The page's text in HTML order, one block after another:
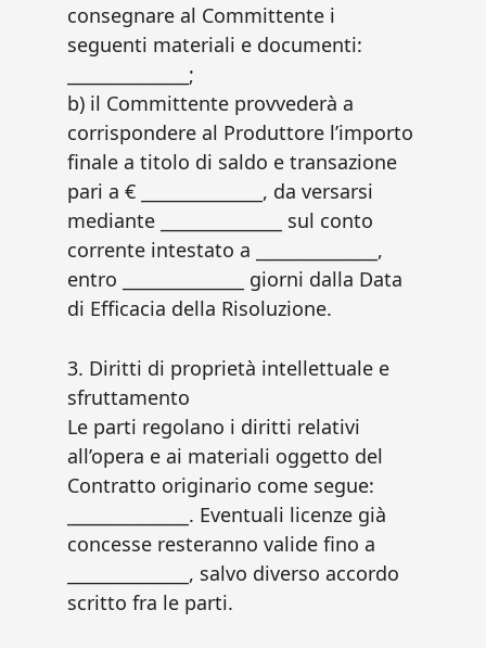
consegnare al Committente i
seguenti materiali e documenti:
______________;
b) il Committente provvederà a
corrispondere al Produttore l’importo
finale a titolo di saldo e transazione
pari a € ______________, da versarsi
mediante ______________ sul conto
corrente intestato a ______________,
entro ______________ giorni dalla Data
di Efficacia della Risoluzione.
3. Diritti di proprietà intellettuale e
sfruttamento
Le parti regolano i diritti relativi
all’opera e ai materiali oggetto del
Contratto originario come segue:
______________. Eventuali licenze già
concesse resteranno valide fino a
______________, salvo diverso accordo
scritto fra le parti.